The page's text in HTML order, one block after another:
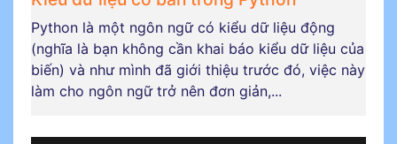
Python là một ngôn ngữ có kiểu dữ liệu động
(nghĩa là bạn không cần khai báo kiểu dữ liệu của
biến) và như mình đã giới thiệu trước đó, việc này
làm cho ngôn ngữ trở nên đơn giản,...